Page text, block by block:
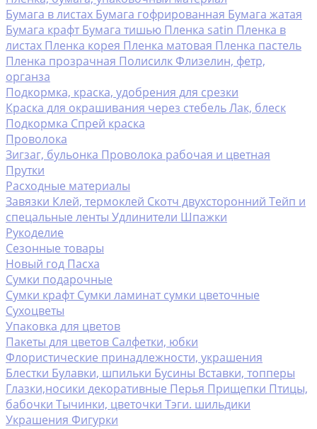
Бумага в листах Бумага гофрированная Бумага жатая
Бумага крафт Бумага тишью Пленка satin Пленка в
листах Пленка корея Пленка матовая Пленка пастель
Пленка прозрачная Полисилк Флизелин, фетр,
органза
Подкормка, краска, удобрения для срезки
Краска для окрашивания через стебельЛак, блеск
Подкормка Спрей краска
Проволока
Зигзаг, бульонка Проволока рабочая и цветная
Прутки
Расходные материалы
Завязки Клей, термоклей Скотч двухсторонний Тейп и
спецальные ленты Удлинители Шпажки
Рукоделие
Сезонные товары
Новый год Пасха
Сумки подарочные
Сумки крафт Сумки ламинат сумки цветочные
Сухоцветы
Упаковка для цветов
Пакеты для цветов Салфетки, юбки
Флористические принадлежности, украшения
Блестки Булавки, шпильки Бусины Вставки, топперы
Глазки,носики декоративные Перья Прищепки Птицы,
бабочки Тычинки, цветочки Тэги. шильдики
Украшения Фигурки